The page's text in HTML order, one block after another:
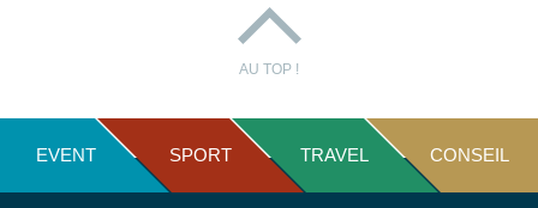
AU TOP !
EVENT SPORT TRAVEL CONSEIL